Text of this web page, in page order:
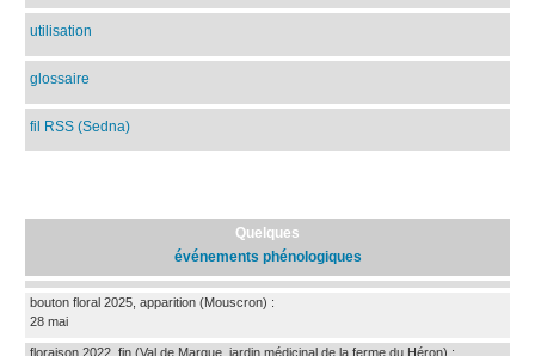
utilisation
glossaire
fil RSS (Sedna)
Quelques
événements phénologiques
bouton floral 2025, apparition (Mouscron) :
28 mai
floraison 2022, fin (Val de Marque, jardin médicinal de la ferme du Héron) :